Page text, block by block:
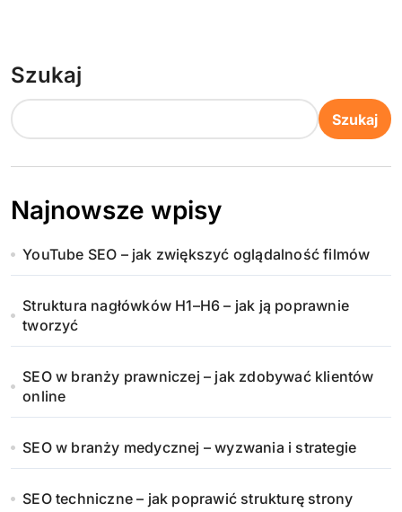
Szukaj
Szukaj
Najnowsze wpisy
YouTube SEO – jak zwiększyć oglądalność filmów
Struktura nagłówków H1–H6 – jak ją poprawnie
tworzyć
SEO w branży prawniczej – jak zdobywać klientów
online
SEO w branży medycznej – wyzwania i strategie
SEO techniczne – jak poprawić strukturę strony